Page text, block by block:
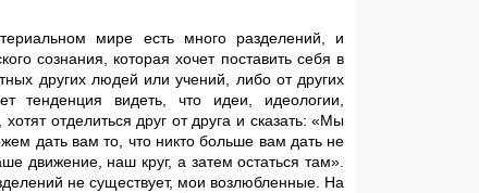
мире есть много разделений, и
сознания, которая хочет поставить себя в
других людей или учений, либо от других
тенденция видеть, что идеи, идеологии,
отделиться друг от друга и сказать: «Мы
дать вам то, что никто больше вам дать не
движение, наш круг, а затем остаться там».
не существует, мои возлюбленные. На